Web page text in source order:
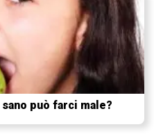
può farci male?